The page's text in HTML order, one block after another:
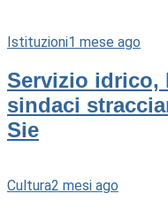
Istituzioni1 mese ago
Servizio idrico,
sindaci
Sie
Cultura2 mesi ago